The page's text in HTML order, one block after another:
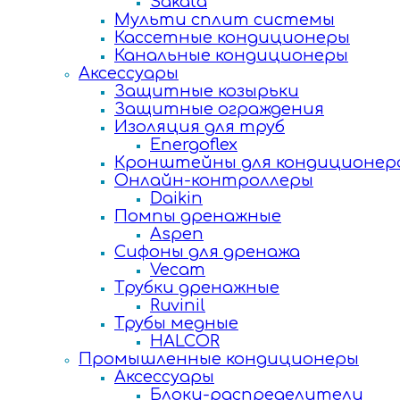
Мульти сплит системы
Кассетные кондиционеры
Канальные кондиционеры
Аксессуары
Защитные козырьки
Защитные ограждения
Изоляция для труб
Energoflex
Кронштейны для
Онлайн-контроллеры
Daikin
Помпы дренажные
Aspen
Сифоны для дренажа
Vecam
Трубки дренажные
Ruvinil
Трубы медные
HALCOR
Промышленные кондиционеры
Аксессуары
Блоки-распределители